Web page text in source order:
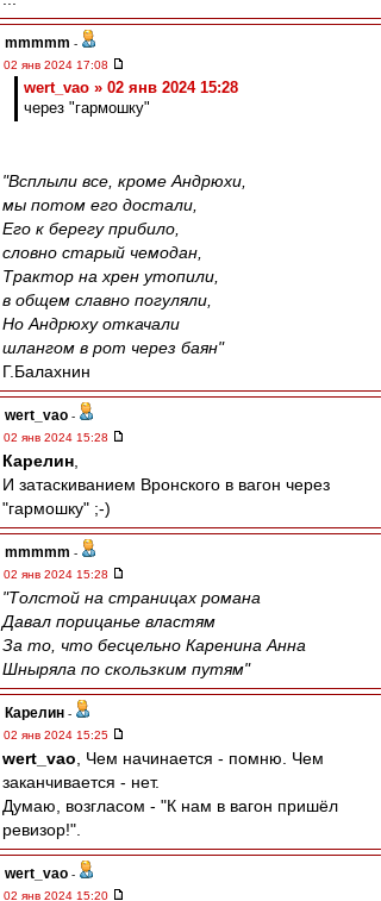
mmmmm -
02 янв 2024 17:08
wert_vao » 02 янв 2024 15:28
через "гармошку"
"Всплыли все, кроме Андрюхи,
мы потом его достали,
Его к берегу прибило,
словно старый чемодан,
Трактор на хрен утопили,
в общем славно погуляли,
Но Андрюху откачали
шлангом в рот через баян"
Г.Балахнин
wert_vao -
02 янв 2024 15:28
Карелин
И затаскиванием Вронского в вагон через
"гармошку" ;-)
mmmmm -
02 янв 2024 15:28
"Толстой на страницах романа
Давал порицанье властям
За то, что бесцельно Каренина Анна
Шныряла по скользким путям"
Карелин -
02 янв 2024 15:25
wert_vao , Чем начинается - помню. Чем
заканчивается - нет.
Думаю, возгласом - "К нам в вагон пришёл
ревизор!".
wert_vao -
02 янв 2024 15:20